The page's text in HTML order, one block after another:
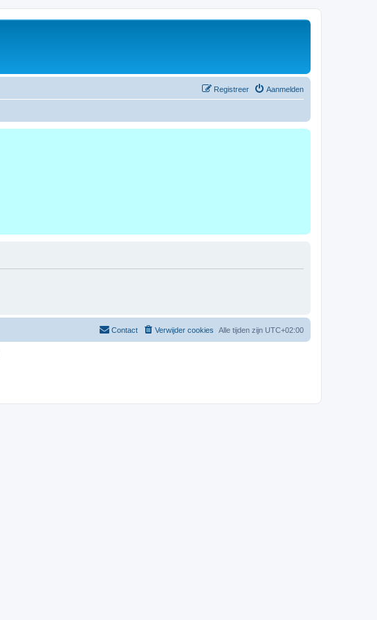
Aanmelden
Registreer
Alle tijden zijn UTC+02:00
Verwijder cookies
Contact